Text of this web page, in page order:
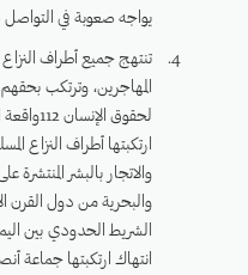
يواجه صعوبة في
تنتهج جميع أطراف
المهاجرين، وترتكب
لحقوق
ارتكبتها أطراف النزاع
والاتجار بالبشر المنتشرة
والبحرية من دول القرن